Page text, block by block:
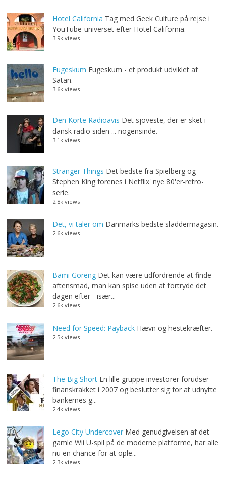
Hotel California Tag med Geek Culture på rejse i
YouTube-universet efter Hotel California.
3.9k views
Fugeskum Fugeskum - et produkt udviklet af
Satan.
3.6k views
Den Korte Radioavis Det sjoveste, der er sket i
dansk radio siden ... nogensinde.
3.1k views
Stranger Things Det bedste fra Spielberg og
Stephen King forenes i Netflix' nye 80'er-retro-
serie.
2.8k views
Det, vi taler om Danmarks bedste sladdermagasin.
2.6k views
Bami Goreng Det kan være udfordrende at finde
aftensmad, man kan spise uden at fortryde det
dagen efter - især...
2.6k views
Need for Speed: Payback Hævn og hestekræfter.
2.5k views
The Big Short En lille gruppe investorer forudser
finanskrakket i 2007 og beslutter sig for at udnytte
bankernes g...
2.4k views
Lego City Undercover Med genudgivelsen af det
gamle Wii U-spil på de moderne platforme, har alle
nu en chance for at ople...
2.3k views